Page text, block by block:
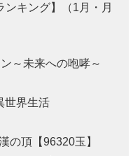
ンキング】（1月・月
～未来への咆哮～
世界生活
の頂【96320玉】